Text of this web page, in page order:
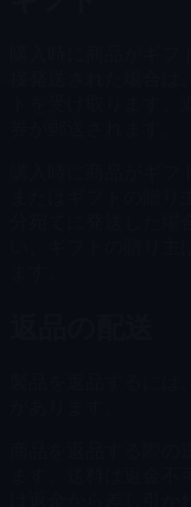
購入時に商品がギ
接発送された場合
トを受け取ります
購入時に商品がギフ
またはギフトの贈
分宛てに発送した
い、ギフトの贈り
製品を返品するに
商品を返品する際
ます。送料は返金